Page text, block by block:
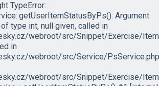
TypeError:
Argument
type int, null given, called in
webroot/src/Snippet/Exercise/
in
webroot/src/Service/
webroot/src/Snippet/Exercise/